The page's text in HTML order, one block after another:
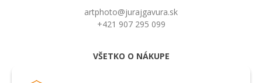
artphoto@jurajgavura.sk
+421 907 295 099
VŠETKO O NÁKUPE